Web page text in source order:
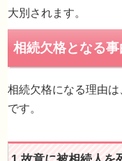
大別されます。
相続欠格になる理由
です。